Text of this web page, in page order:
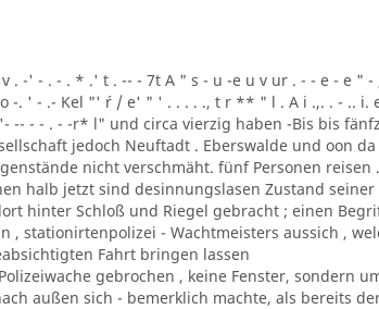
. -' - . - . * .' t . -- - 7t A " s - u -e u v ur . - - e - e " -
-. ' - .- Kel "' ´r / e' " ' . . . . ., t r ** " l . A i .,. . - .. i.
-- - - . - -r* l" und circa vierzig haben -Bis bis
jedoch Neuftadt . Eberswalde und oon
nicht verschmäht. fünf Personen reisen
halb jetzt sind desinnungslasen Zustand seiner
hinter Schloß und Riegel gebracht ; einen
, stationirtenpolizei - Wachtmeisters aussich ,
Fahrt bringen lassen
gebrochen , keine Fenster, sondern
außen sich - bemerklich machte, als bereits